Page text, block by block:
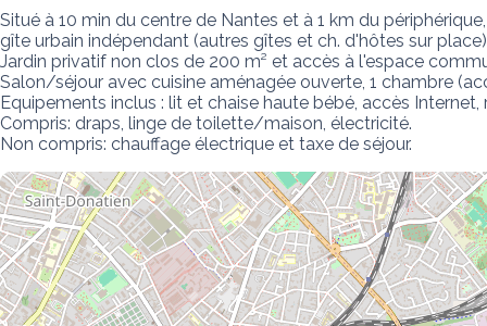
Situé à 10 min du centre de Nantes et à 1 km du
gîte urbain indépendant (autres gîtes et ch. d'hôtes sur
Jardin privatif non clos de 200 m² et accès à l'espace
Salon/séjour avec cuisine aménagée ouverte, 1 chambre
Equipements inclus : lit et chaise haute bébé, accès
Compris: draps, linge de toilette/maison, électricité.
Non compris: chauffage électrique et taxe de séjour.